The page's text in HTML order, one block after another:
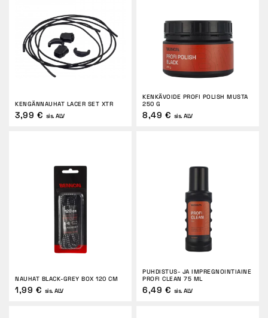
KENGÄNNAUHAT LACER SET XTR
3,99 € sis. ALV
KENKÄVOIDE PROFI POLISH MUSTA
250 G
8,49 € sis. ALV
NAUHAT BLACK-GREY BOX 120 CM
1,99 € sis. ALV
PUHDISTUS- JA IMPREGNOINTIAINE
PROFI CLEAN 75 ML
6,49 € sis. ALV